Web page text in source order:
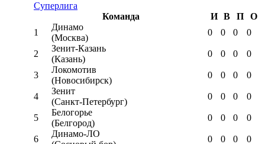
Суперлига
Команда
И В П
О
1
Динамо
(Москва)
0 0 0 0
2
Зенит-Казань
(Казань)
0 0 0 0
3
Локомотив
(Новосибирск)
0 0 0 0
4
Зенит
(Санкт-Петербург)
0 0 0 0
5
Белогорье
(Белгород)
0 0 0 0
6
Динамо-ЛО
0 0 0 0